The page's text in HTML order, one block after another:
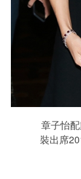
章子怡
裝出席